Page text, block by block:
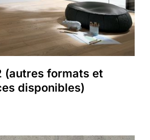
(autres formats et
disponibles)